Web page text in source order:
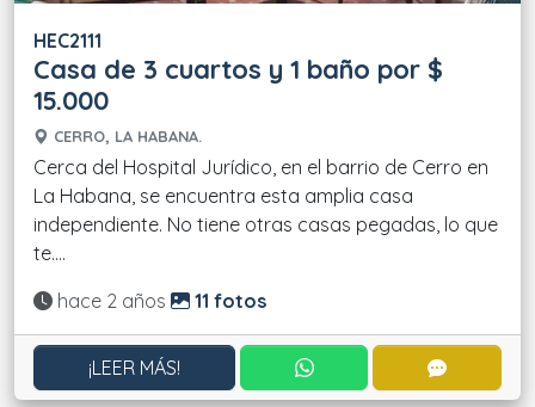
HEC2111
Casa de 3 cuartos y 1 baño por $
15.000
CERRO, LA HABANA.
Cerca del Hospital Jurídico, en el barrio de Cerro en
La Habana, se encuentra esta amplia casa
independiente. No tiene otras casas pegadas, lo que
te....
Actualizado:
hace 2 años 11 fotos
¡LEER MÁS! CONTACTAR POR